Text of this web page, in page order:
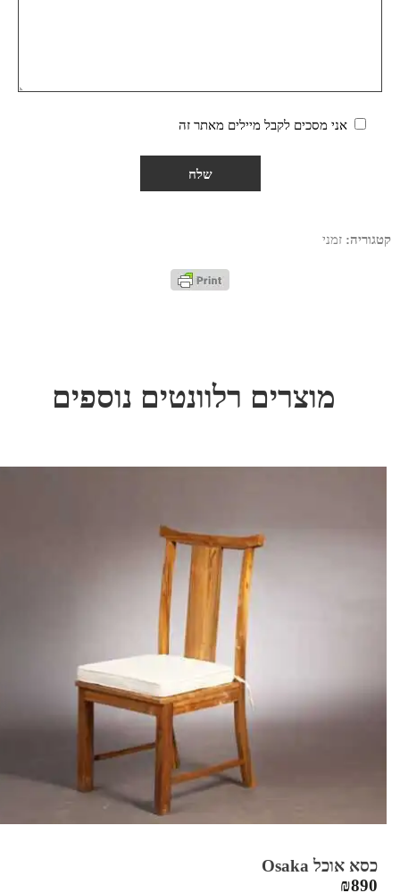
אני מסכים לקבל מיילים מאתר זה
קטגוריה: זמני
מוצרים רלוונטים נוספים
כסא אוכל Osaka
₪890